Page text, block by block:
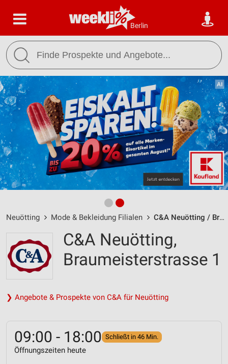
Berlin
Neuötting Mode & Bekleidung Filialen C&A Neuötting / Braumeisterstrasse 1 - Öffnungszeiten & Adresse
C&A Neuötting,
Braumeisterstrasse 1
❯ Angebote & Prospekte von C&A für Neuötting
09:00 - 18:00 Schließt in 46 Min.
Öffnungszeiten heute